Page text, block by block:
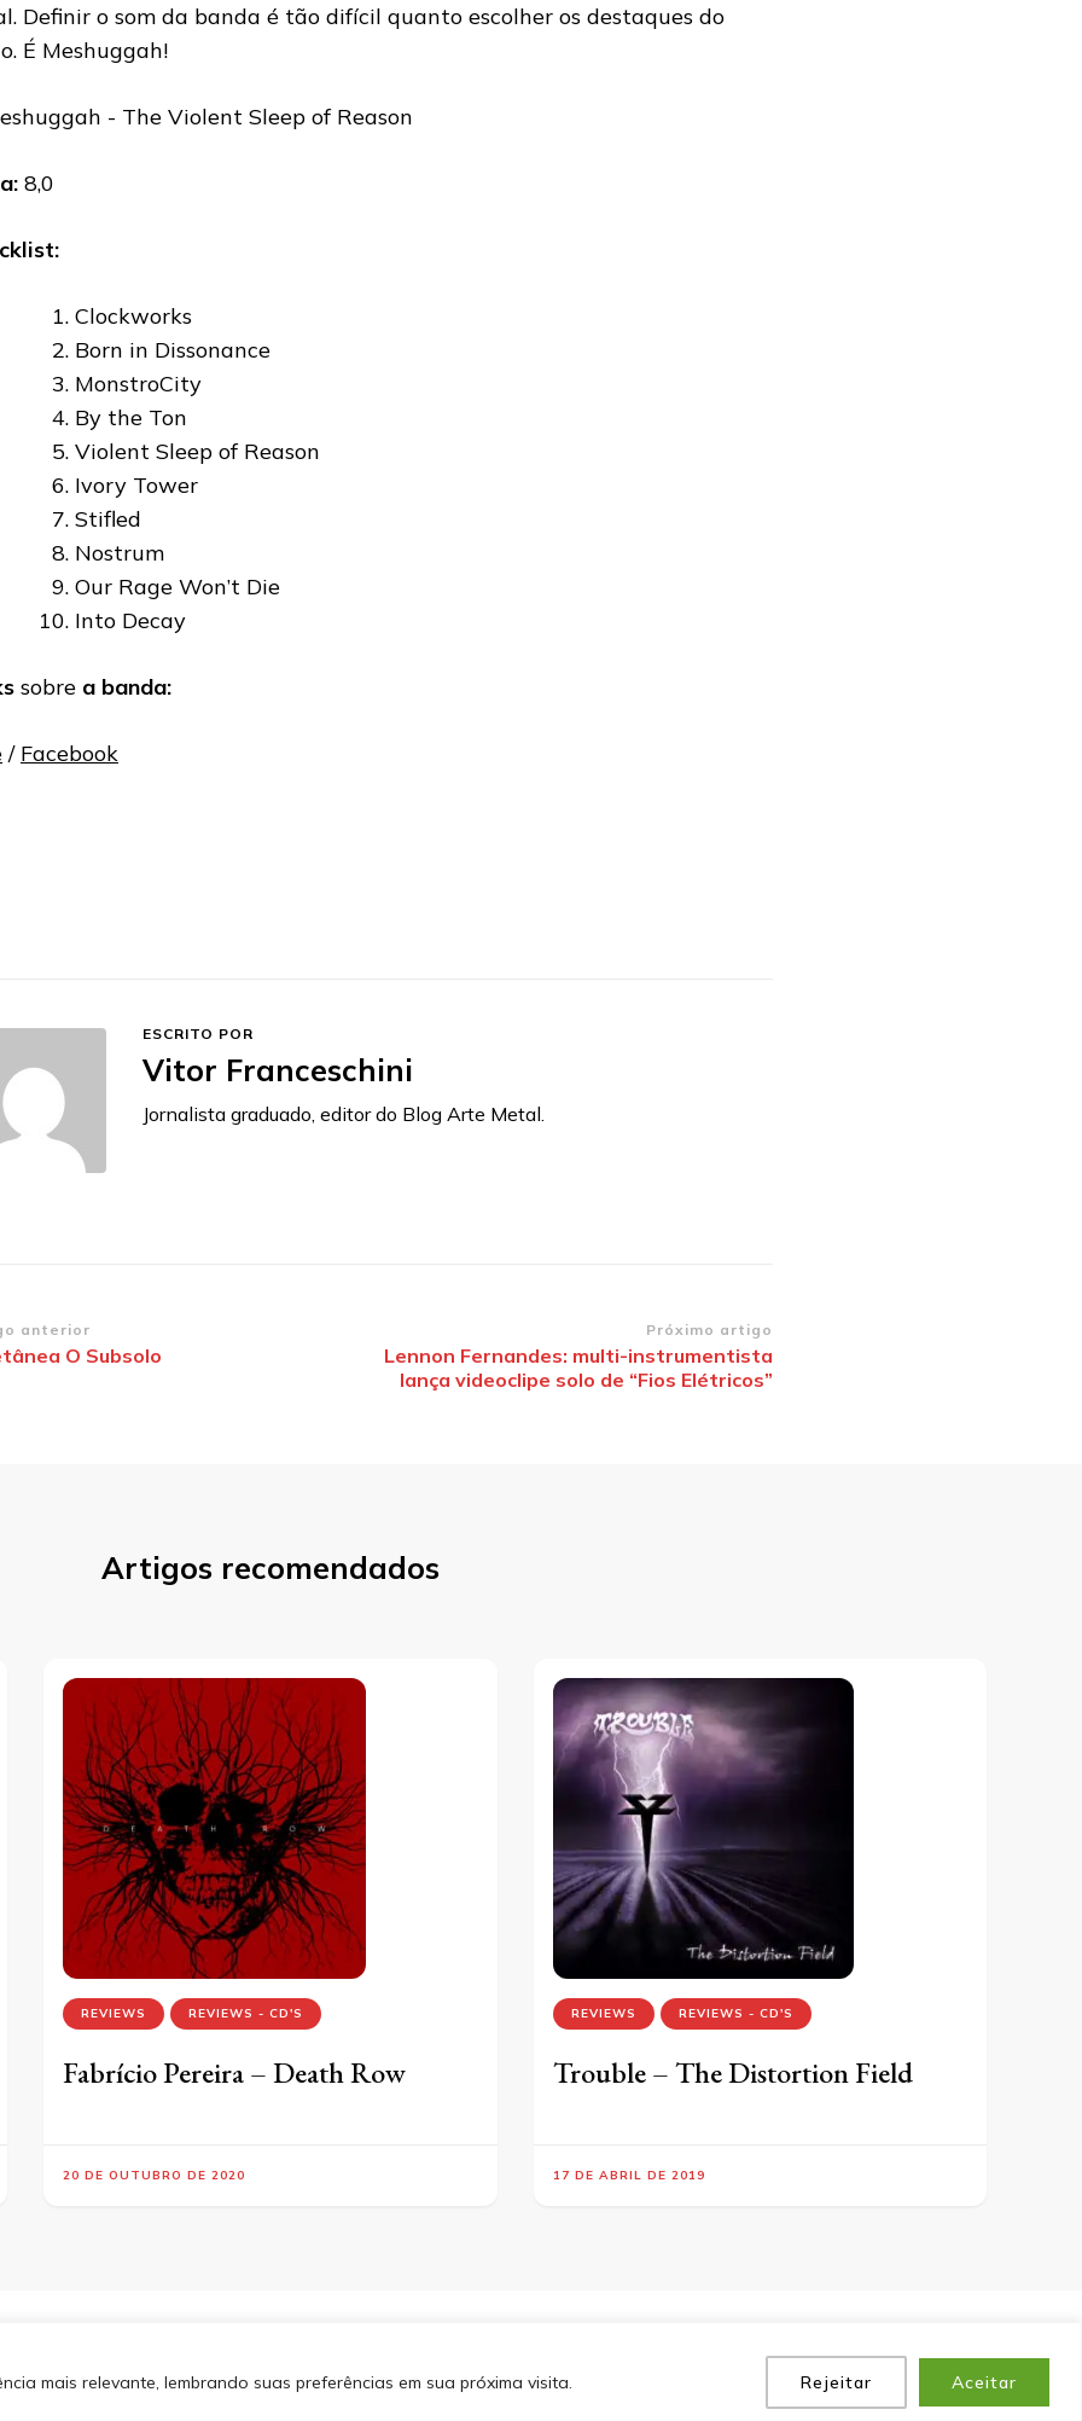
mais relevante, lembrando suas preferências em sua próxima visita. Rejeitar Aceitar
Definir o som da banda é tão difícil quanto escolher os destaques do
É Meshuggah!
8,0
Clockworks
Born in Dissonance
MonstroCity
By the Ton
Violent Sleep of Reason
Ivory Tower
Stifled
Nostrum
Our Rage Won’t Die
Into Decay
sobre a banda:
/ Facebook
ESCRITO POR
Vitor Franceschini
Jornalista graduado, editor do Blog Arte Metal.
anterior
O Subsolo
Próximo artigo
Lennon Fernandes: multi-instrumentista
lança videoclipe solo de “Fios Elétricos”
Artigos recomendados
REVIEWS REVIEWS - CD'S
Fabrício Pereira – Death Row
20 DE OUTUBRO DE 2020
REVIEWS REVIEWS - CD'S
Trouble – The Distortion Field
17 DE ABRIL DE 2019